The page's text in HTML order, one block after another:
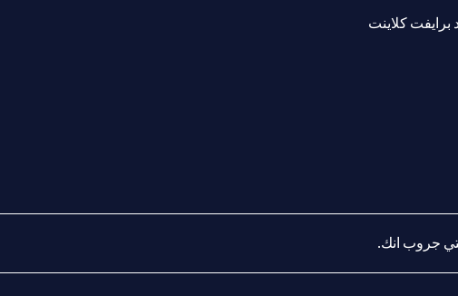
كلاينت